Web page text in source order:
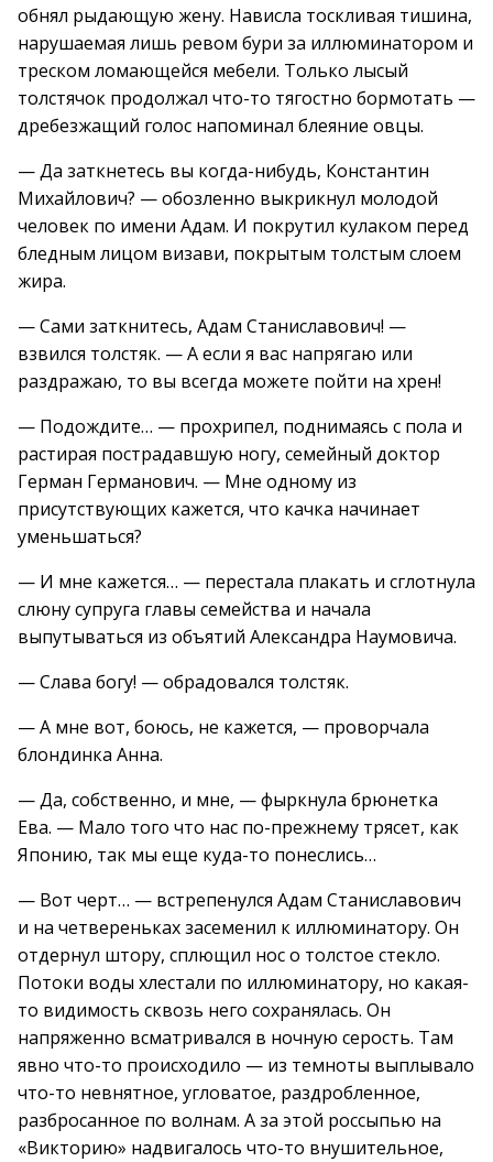
обнял рыдающую жену. Нависла тоскливая тишина,
нарушаемая лишь ревом бури за иллюминатором и
треском ломающейся мебели. Только лысый
толстячок продолжал что-то тягостно бормотать —
дребезжащий голос напоминал блеяние овцы.
— Да заткнетесь вы когда-нибудь, Константин
Михайлович? — обозленно выкрикнул молодой
человек по имени Адам. И покрутил кулаком перед
бледным лицом визави, покрытым толстым слоем
жира.
— Сами заткнитесь, Адам Станиславович! —
взвился толстяк. — А если я вас напрягаю или
раздражаю, то вы всегда можете пойти на хрен!
— Подождите… — прохрипел, поднимаясь с пола и
растирая пострадавшую ногу, семейный доктор
Герман Германович. — Мне одному из
присутствующих кажется, что качка начинает
уменьшаться?
— И мне кажется… — перестала плакать и сглотнула
слюну супруга главы семейства и начала
выпутываться из объятий Александра Наумовича.
— Слава богу! — обрадовался толстяк.
— А мне вот, боюсь, не кажется, — проворчала
блондинка Анна.
— Да, собственно, и мне, — фыркнула брюнетка
Ева. — Мало того что нас по-прежнему трясет, как
Японию, так мы еще куда-то понеслись…
— Вот черт… — встрепенулся Адам Станиславович
и на четвереньках засеменил к иллюминатору. Он
отдернул штору, сплющил нос о толстое стекло.
Потоки воды хлестали по иллюминатору, но какая-
то видимость сквозь него сохранялась. Он
напряженно всматривался в ночную серость. Там
явно что-то происходило — из темноты выплывало
что-то невнятное, угловатое, раздробленное,
разбросанное по волнам. А за этой россыпью на
«Викторию» надвигалось что-то внушительное,